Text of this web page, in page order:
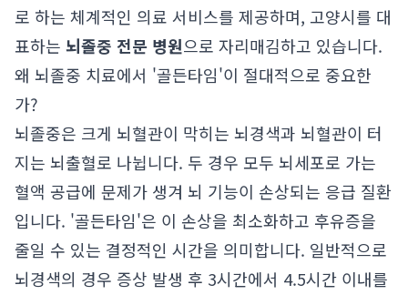
로 하는 체계적인 의료 서비스를 제공하며, 고양시를 대
표하는 뇌졸중 전문 병원으로 자리매김하고 있습니다.
왜 뇌졸중 치료에서 '골든타임'이 절대적으로 중요한
가?
뇌졸중은 크게 뇌혈관이 막히는 뇌경색과 뇌혈관이 터
지는 뇌출혈로 나뉩니다. 두 경우 모두 뇌세포로 가는
혈액 공급에 문제가 생겨 뇌 기능이 손상되는 응급 질환
입니다. '골든타임'은 이 손상을 최소화하고 후유증을
줄일 수 있는 결정적인 시간을 의미합니다. 일반적으로
뇌경색의 경우 증상 발생 후 3시간에서 4.5시간 이내를